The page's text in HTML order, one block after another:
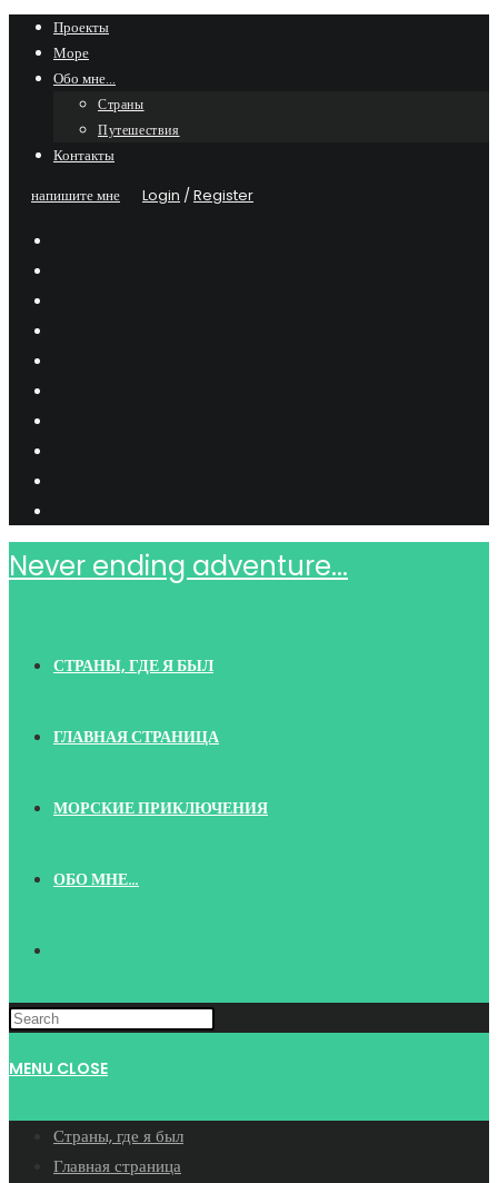
Skip
content
Проекты
Море
Обо мне…
Страны
Путешествия
Контакты
напишите мне
Login /Register
Never ending adventure...
СТРАНЫ, ГДЕ Я БЫЛ
ГЛАВНАЯ СТРАНИЦА
МОРСКИЕ ПРИКЛЮЧЕНИЯ
ОБО МНЕ…
WEBSITE
MENU CLOSE
Страны, где я был
Главная страница